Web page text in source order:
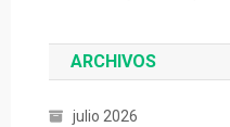
ARCHIVOS
julio 2026